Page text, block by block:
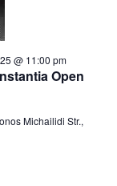
Open
@ 11:00 pm
Michailidi Str.,